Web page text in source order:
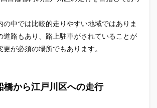
中では比較的走りやすい地域ではありま
道路もあり、路上駐車がされていることが
更が必須の場所でもあります。
橋から江戸川区への走行